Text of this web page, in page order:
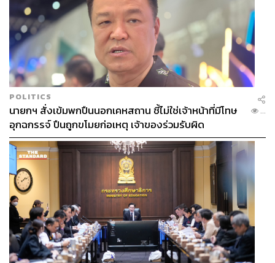
เตรียมยกระดับ Sansiri Green Mission สู่ Sansiri
Sustainability
หลังประกาศเป้าหมายที่จะสร้างจุดเปลี่ยนด้านสิ่งแวดล้อม
และความยั่งยืนของวงการอสังหาริมทรัพย์ไทย ในปี 2019
แสนสิริตั้งเป้าจะช่วยลดการปล่อยก๊าซคาร์บอนมอนออกไซด์
2,000 ตัน ภายใน 3 ปี แต่ภายในปีเดียว (วัดผลปลายปี 2019)
แสนสิริสามารถลดการปล่อยก๊าซคาร์บอนมอนออกไซด์ไป
แล้วกว่า 1,917 ตัน หรือกว่า 90 เปอร์เซ็นต์ของเป้าที่วางไว้
จริยา จันทร์เจิดศักดิ์ ผู้ช่วยกรรมการผู้จัดการสายงานพัฒนา
ผลิตภัณฑ์ บริษัท แสนสิริ จำกัด (มหาชน) กล่าวว่า “ความ
สำเร็จครั้งนี้เกิดขึ้นจากจุดยืนชัดเจนที่เน้นการลดและจัดการ
ขยะอย่างมีประสิทธิภาพ พร้อมศึกษาพฤติกรรมการคัดแยก
ขยะของลูกบ้านอย่างจริงจัง เพื่อค้นหาแนวทางการคัดแยก
ขยะที่เหมาะสมกับลูกบ้าน เริ่มต้นจากลดการใช้ขวดพลาสติก
ในองค์กรถึง 900,000 ขวด หรือคิดเป็นพื้นที่ป่าสีเขียว 70 ไร่
และเปลี่ยนจากการแจกน้ำดื่มในขวดพลาสติกเป็นการเสิร์ฟ
น้ำอินฟิวส์คู่กับแก้วกระดาษที่เซลแกลเลอรี”
POLITICS
นายกฯ สั่งเข้มพกปืนนอกเคหสถาน ชี้ไม่ใช่เจ้าหน้าที่มีโทษ
อุกฉกรรจ์ ปืนถูกขโมยก่อเหตุ เจ้าของร่วมรับผิด
...